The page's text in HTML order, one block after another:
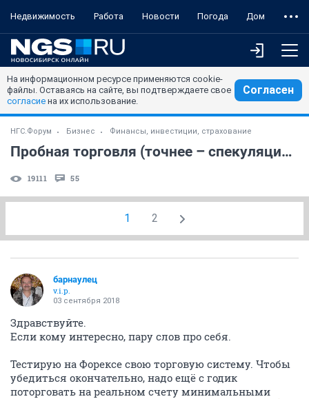
Недвижимость Работа Новости Погода Дом
На информационном ресурсе применяются cookie-
файлы. Оставаясь на сайте, вы подтверждаете свое
согласие на их использование.
Согласен
НГС.Форум Бизнес Финансы, инвестиции, страхование
Пробная торговля (точнее – спекуляция) на бирже
19111 55
1 2
барнаулец
v.i.p.
03 сентября 2018
Здравствуйте.
Если кому интересно, пару слов про себя.
Тестирую на Форексе свою торговую систему. Чтобы
убедиться окончательно, надо ещё с годик
поторговать на реальном счету минимальными